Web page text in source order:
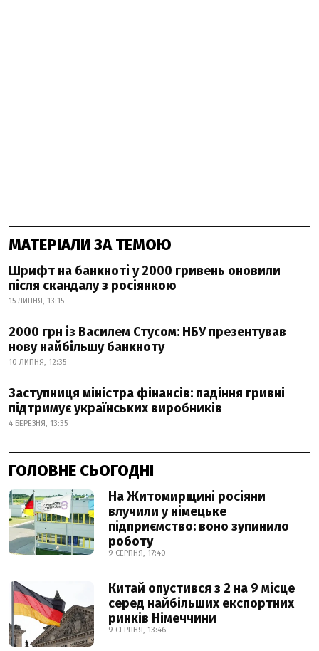
МАТЕРІАЛИ ЗА ТЕМОЮ
Шрифт на банкноті у 2000 гривень оновили
після скандалу з росіянкою
15 ЛИПНЯ, 13:15
2000 грн із Василем Стусом: НБУ презентував
нову найбільшу банкноту
10 ЛИПНЯ, 12:35
Заступниця міністра фінансів: падіння гривні
підтримує українських виробників
4 БЕРЕЗНЯ, 13:35
ГОЛОВНЕ СЬОГОДНІ
На Житомирщині росіяни
влучили у німецьке
підприємство: воно зупинило
роботу
9 СЕРПНЯ, 17:40
Китай опустився з 2 на 9 місце
серед найбільших експортних
ринків Німеччини
9 СЕРПНЯ, 13:46